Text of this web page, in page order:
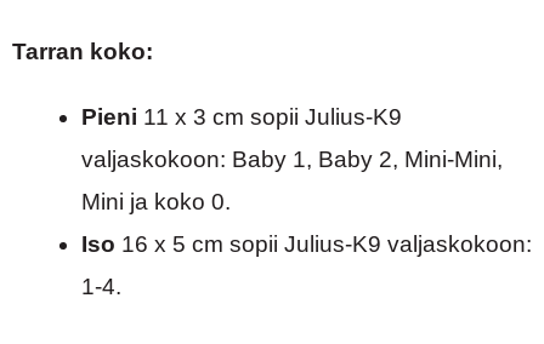
Tarran koko:
Pieni 11 x 3 cm sopii Julius-K9
valjaskokoon: Baby 1, Baby 2, Mini-Mini,
Mini ja koko 0.
Iso 16 x 5 cm sopii Julius-K9 valjaskokoon:
1-4.